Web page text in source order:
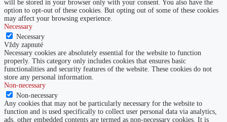
will be stored in your browser only with your consent. You also have the
option to opt-out of these cookies. But opting out of some of these cookies
may affect your browsing experience.
Necessary
Necessary
Vždy zapnuté
Necessary cookies are absolutely essential for the website to function
properly. This category only includes cookies that ensures basic
functionalities and security features of the website. These cookies do not
store any personal information.
Non-necessary
Non-necessary
Any cookies that may not be particularly necessary for the website to
function and is used specifically to collect user personal data via analytics,
ads, other embedded contents are termed as non-necessary cookies. It is